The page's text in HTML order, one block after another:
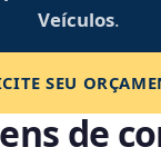
Veículos.
SEU
de